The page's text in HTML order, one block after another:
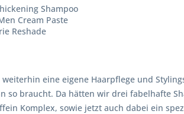
Shampoo
Cream Paste
Reshade
eine eigene Haarpflege und
braucht. Da hätten wir drei fabelhafte
Komplex, sowie jetzt auch dabei ein